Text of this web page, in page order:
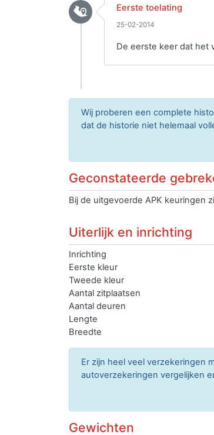
Eerste toelating
25-02-2014
De eerste keer dat het
Wij proberen een complete
dat de historie niet helemaal
Geconstateerde
Bij de uitgevoerde APK keuringen
Uiterlijk en inrichting
Inrichting
Eerste kleur
Tweede kleur
Aantal zitplaatsen
Aantal deuren
Lengte
Breedte
Er zijn heel veel verzekeringen
autoverzekeringen vergelijken
Gewichten